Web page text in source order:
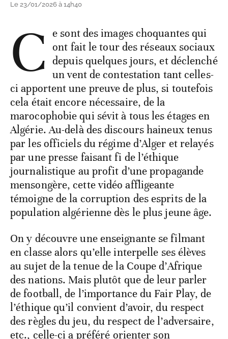
Le 23/01/2026 à 14h40
C e sont des images choquantes qui
ont fait le tour des réseaux sociaux
depuis quelques jours, et déclenché
un vent de contestation tant celles-
ci apportent une preuve de plus, si toutefois
cela était encore nécessaire, de la
marocophobie qui sévit à tous les étages en
Algérie. Au-delà des discours haineux tenus
par les officiels du régime d’Alger et relayés
par une presse faisant fi de l’éthique
journalistique au profit d’une propagande
mensongère, cette vidéo affligeante
témoigne de la corruption des esprits de la
population algérienne dès le plus jeune âge.
On y découvre une enseignante se filmant
en classe alors qu’elle interpelle ses élèves
au sujet de la tenue de la Coupe d’Afrique
des nations. Mais plutôt que de leur parler
de football, de l’importance du Fair Play, de
l’éthique qu’il convient d’avoir, du respect
des règles du jeu, du respect de l’adversaire,
etc., celle-ci a préféré orienter son